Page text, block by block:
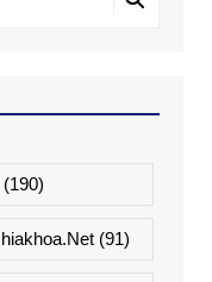
(190)
(91)